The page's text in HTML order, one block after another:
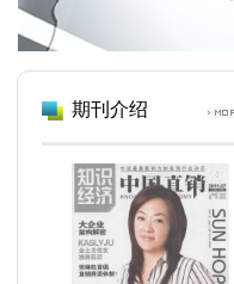
期刊介绍